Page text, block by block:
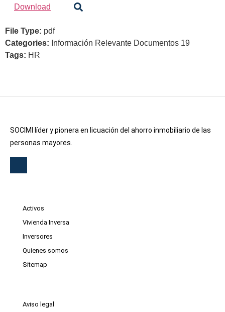
Download
File Type: pdf
Categories: Información Relevante Documentos 19
Tags: HR
SOCIMI líder y pionera en licuación del ahorro inmobiliario de las
personas mayores.
Activos
Vivienda Inversa
Inversores
Quienes somos
Sitemap
Aviso legal